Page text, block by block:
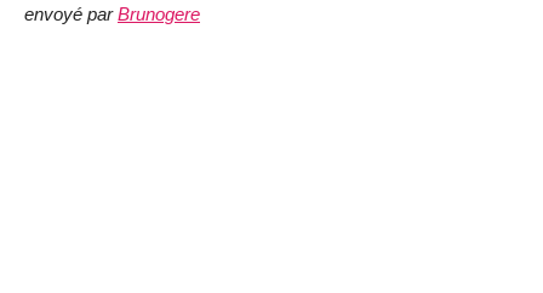
envoyé parBrunogere